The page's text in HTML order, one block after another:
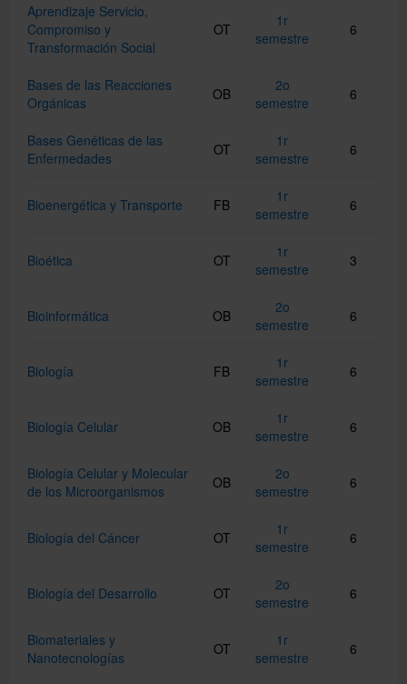
Aprendizaje Servicio,
Compromiso y
Transformación Social
OT
1r
semestre
6
Bases de las Reacciones
Orgánicas
OB
2o
semestre
6
Bases Genéticas de las
Enfermedades
OT
1r
semestre
6
Bioenergética y Transporte FB
1r
semestre
6
Bioética OT
1r
semestre
3
Bioinformática OB
2o
semestre
6
Biología FB
1r
semestre
6
Biología Celular OB
1r
semestre
6
Biología Celular y Molecular
de los Microorganismos
OB
2o
semestre
6
Biología del Cáncer OT
1r
semestre
6
Biología del Desarrollo OT
2o
semestre
6
Biomateriales y
Nanotecnologías
OT
1r
semestre
6